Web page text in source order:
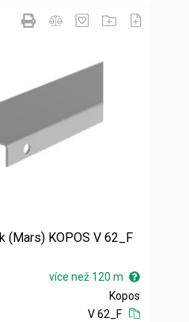
(Mars) KOPOS V 62_F
více než 120 m
Kopos
V 62_F